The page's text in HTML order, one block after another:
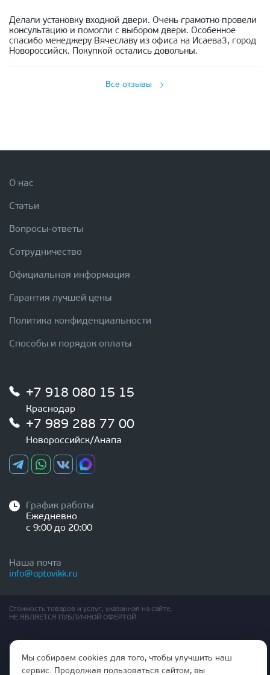
Делали установку входной двери. Очень грамотно провели
консультацию и помогли с выбором двери. Особенное
спасибо менеджеру Вячеславу из офиса на Исаева3, город
Новороссийск. Покупкой остались довольны.
Все отзывы
О нас
Статьи
Вопросы-ответы
Сотрудничество
Официальная информация
Гарантия лучшей цены
Политика конфиденциальности
Способы и порядок оплаты
+7 918 080 15 15
Краснодар
+7 989 288 77 00
Новороссийск/Анапа
График работы
Ежедневно
с 9:00 до 20:00
Наша почта
info@optovikk.ru
Стоимость товаров и услуг, указанная на сайте,
НЕ ЯВЛЯЕТСЯ ПУБЛИЧНОЙ ОФЕРТОЙ
Правила эксплутации входных и межкомнатных дверей
Политика обработки персональных данных
Согласие на обработку персональных данных
Мы собираем cookies для того, чтобы улучшить наш
сервис. Продолжая пользоваться сайтом, вы